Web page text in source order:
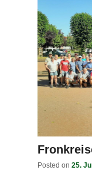
Posted on 25.